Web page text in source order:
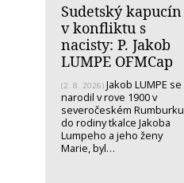
Sudetský kapucín
v konfliktu s
nacisty: P. Jakob
LUMPE OFMCap
(2. 8. 2026) Jakob LUMPE se
narodil v rove 1900 v
severočeském Rumburku
do rodiny tkalce Jakoba
Lumpeho a jeho ženy
Marie, byl…